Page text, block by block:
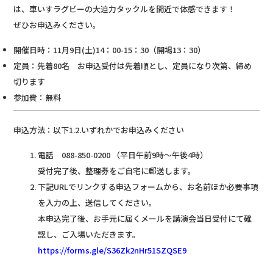
は、車いすラグビーの大迫力タックルを間近で体感できます！
ぜひお申込みください。
開催日時：11月9日(土)14：00-15：30（開場13：30）
定員：先着80名 お申込受付は先着順とし、定員になり次第、締め
切ります
参加費：無料
申込方法：以下1.2.いずれかでお申込みください
電話 088-850-0200 （平日午前9時～午後4時）
受付完了後、整理券をご自宅に郵送します。
下記URLでリンクする申込フォームから、お名前ほか必要事項
を入力の上、送信してください。
本申込完了後、お手元に届くメールを講演会当日受付にて確
認し、ご入場いただきます。
https://forms.gle/S36Zk2nHr51SZQSE9